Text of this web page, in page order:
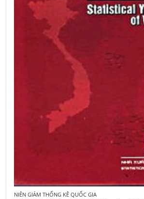
NIÊN GIÁM THỐNG KÊ QUỐC GIA